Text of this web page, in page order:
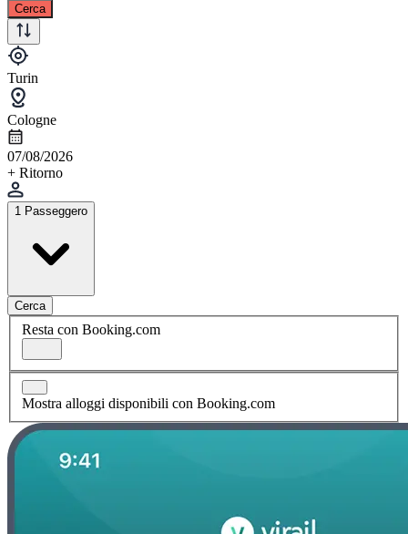
Cerca
Turin
Cologne
07/08/2026
+ Ritorno
1 Passeggero
Cerca
Resta con Booking.com
Mostra alloggi disponibili con Booking.com